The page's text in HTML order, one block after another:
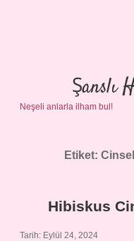
Şanslı
Neşeli anlarla ilham bul!
Etiket: Cinsel
Hibiskus
Tarih: Eylül 24, 2024